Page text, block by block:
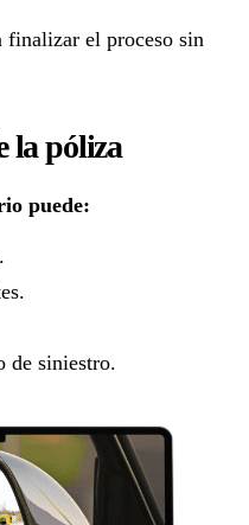
finalizar el proceso sin
la póliza
puede:
de siniestro.